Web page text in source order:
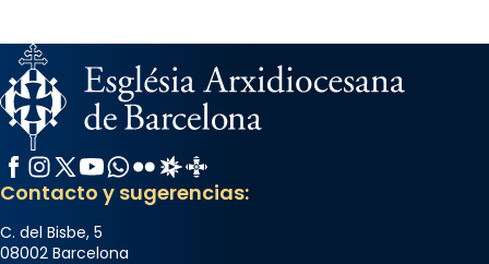
...Ver más
Foto
View on Facebook Share
Arquebisbat de Barcelona
2 weeks ago
Jaume, fill de Zebedeu, és juntament amb el
seu germà Joan i Pere un dels que
Facebook
Instagram
X / Twitter
YouTube
WhatsApp
FlickrRadio Estel
Catalunya Cristiana
Contacto y sugerencias:
C. del Bisbe, 5
08002 Barcelona